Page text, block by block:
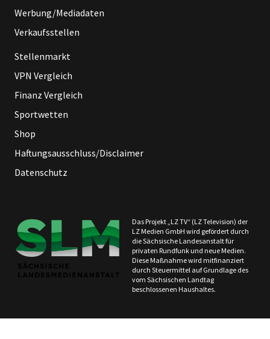
Werbung/Mediadaten
Verkaufsstellen
Stellenmarkt
VPN Vergleich
Finanz Vergleich
Sportwetten
Shop
Haftungsausschluss/Disclaimer
Datenschutz
Das Projekt „LZ TV“ (LZ Television) der
LZ Medien GmbH wird gefördert durch
die Sächsische Landesanstalt für
privaten Rundfunk und neue Medien.
Diese Maßnahme wird mitfinanziert
durch Steuermittel auf Grundlage des
vom Sächsischen Landtag
beschlossenen Haushaltes.